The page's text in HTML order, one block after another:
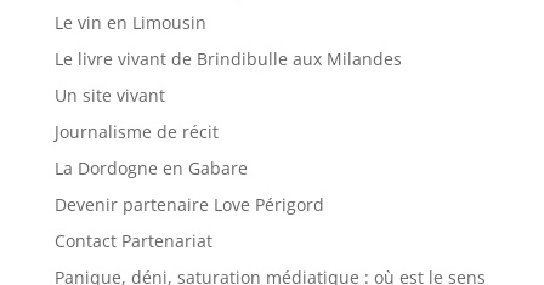
Le vin en Limousin
Le livre vivant de Brindibulle aux Milandes
Un site vivant
Journalisme de récit
La Dordogne en Gabare
Devenir partenaire Love Périgord
Contact Partenariat
Panique, déni, saturation médiatique : où est le sens